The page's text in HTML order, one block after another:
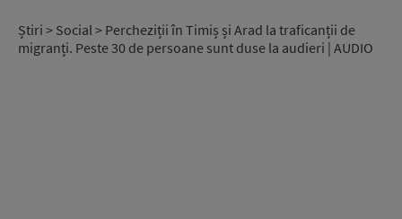
Știri > Social> Percheziții în Timiș și Arad la traficanții de
migranți. Peste 30 de persoane sunt duse la audieri | AUDIO
RADIO